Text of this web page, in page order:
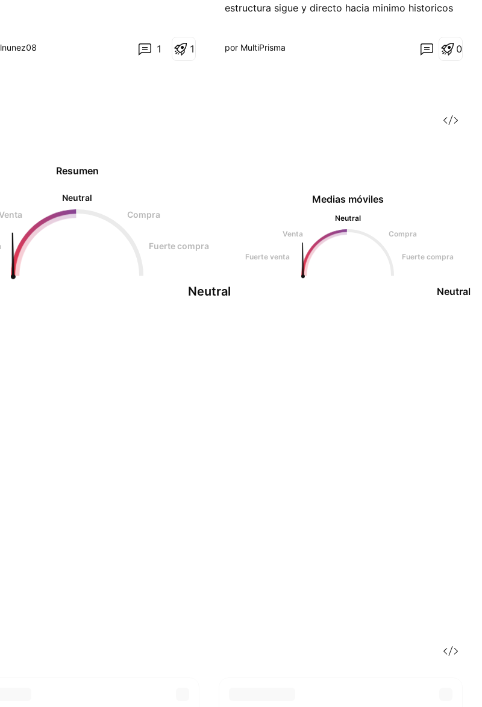
1 1
estructura sigue y directo hacia minimo historicos
por MultiPrisma 0
Resumen
Neutral
Compra
Fuerte compra
Neutral
Medias móviles
Neutral
Venta
Compra
Fuerte venta Fuerte compra
Neutral